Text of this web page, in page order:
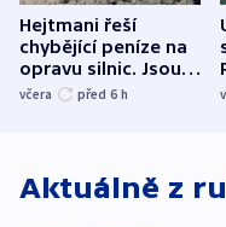
Hejtmani řeší
chybějící peníze na
opravu silnic. Jsou
nenárokové, namítá
včera před 6 h
Aktuálně z